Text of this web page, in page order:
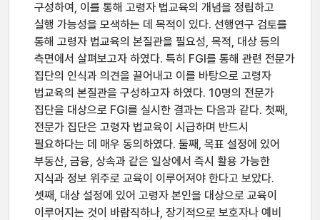
구성하여, 이를 통해 고령자 법교육의 개념을 정립하고
실행 가능성을 모색하는 데 목적이 있다. 선행연구 검토를
통해 고령자 법교육의 본질관을 필요성, 목적, 대상 등의
측면에서 살펴보고자 하였다. 특히 FGI를 통해 관련 전문가
집단의 인식과 의견을 끌어내고 이를 바탕으로 고령자
법교육의 본질관을 구성하고자 하였다. 10명의 전문가
집단을 대상으로 FGI를 실시한 결과는 다음과 같다. 첫째,
전문가 집단은 고령자 법교육이 시급하며 반드시
필요하다는 데 매우 동의하였다. 둘째, 목표 설정에 있어
부동산, 금융, 상속과 같은 일상에서 즉시 활용 가능한
지식과 정보 위주로 교육이 이루어져야 한다고 보았다.
셋째, 대상 설정에 있어 고령자 본인을 대상으로 교육이
이루어지는 것이 바람직하나, 장기적으로 보호자나 예비